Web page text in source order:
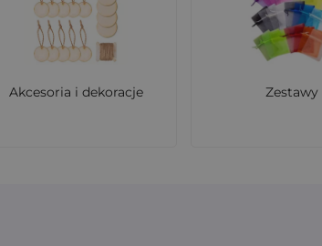
Akcesoria i dekoracje
Zestawy